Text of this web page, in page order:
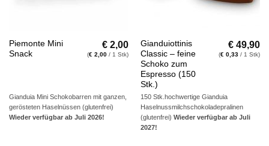
Piemonte Mini
Snack
€ 2,00
(€ 2,00 / 1 Stk)
Gianduia Mini Schokobarren mit ganzen,
gerösteten Haselnüssen (glutenfrei)
Wieder verfügbar ab Juli 2026!
Gianduiottinis
Classic – feine
Schoko zum
Espresso (150
Stk.)
€ 49,90
(€ 0,33 / 1 Stk)
150 Stk.hochwertige Gianduia
Haselnussmilchschokoladepralinen
(glutenfrei) Wieder verfügbar ab Juli
2027!